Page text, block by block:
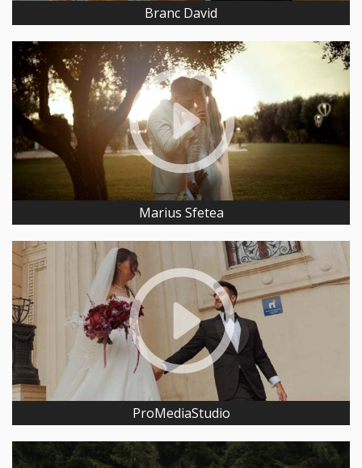
Branc David
Marius Sfetea
ProMediaStudio